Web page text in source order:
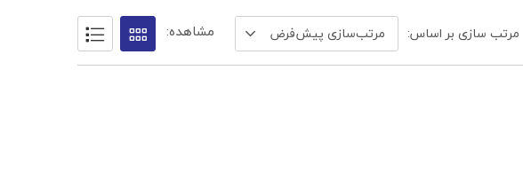
مرتب سازی بر اساس: مرتب‌سازی پیش‌فرض مشاهده: